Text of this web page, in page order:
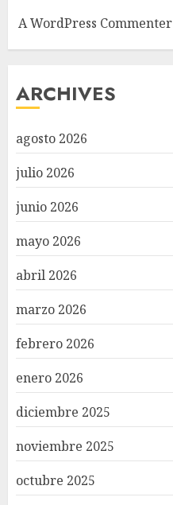
A WordPress Commenter
ARCHIVES
agosto 2026
julio 2026
junio 2026
mayo 2026
abril 2026
marzo 2026
febrero 2026
enero 2026
diciembre 2025
noviembre 2025
octubre 2025